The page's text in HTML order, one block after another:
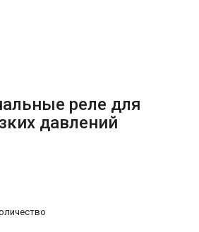
реле для
давлений